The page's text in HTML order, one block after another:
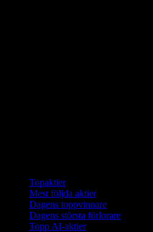
Topaktier
Mest följda aktier
Dagens toppvinnare
Dagens största förlorare
Topp AI-aktier